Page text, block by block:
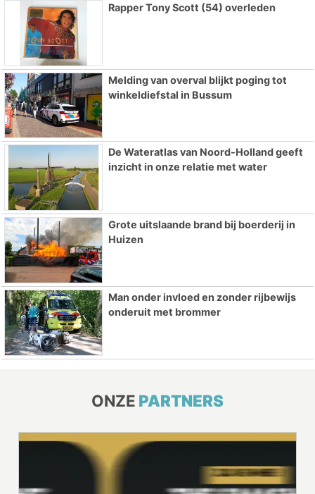
Rapper Tony Scott (54) overleden
Melding van overval blijkt poging tot
winkeldiefstal in Bussum
De Wateratlas van Noord-Holland geeft
inzicht in onze relatie met water
Grote uitslaande brand bij boerderij in
Huizen
Man onder invloed en zonder rijbewijs
onderuit met brommer
ONZE PARTNERS